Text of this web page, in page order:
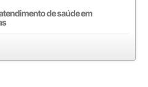
de saúde em